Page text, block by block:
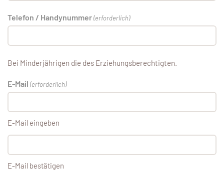
Telefon / Handynummer (erforderlich)
Bei Minderjährigen die des Erziehungsberechtigten.
E-Mail (erforderlich)
E-Mail eingeben
E-Mail bestätigen